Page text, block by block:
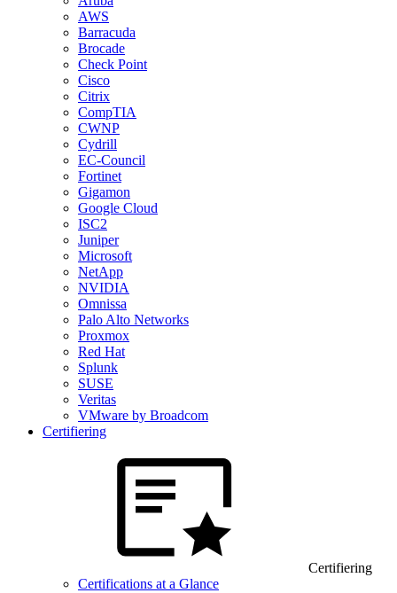
AWS
Barracuda
Brocade
Check Point
Cisco
Citrix
CompTIA
CWNP
Cydrill
EC-Council
Fortinet
Gigamon
Google Cloud
ISC2
Juniper
Microsoft
NetApp
NVIDIA
Omnissa
Palo Alto Networks
Proxmox
Red Hat
Splunk
SUSE
Veritas
VMware by Broadcom
Certifiering
Certifiering
Certifications at a Glance